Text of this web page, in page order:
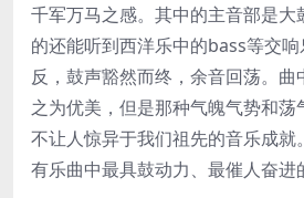
千军万马之感。其中的主音部是大
的还能听到西洋乐中的bass等交
反，鼓声豁然而终，余音回荡。
之为优美，但是那种气魄气势和
不让人惊异于我们祖先的音乐成就
有乐曲中最具鼓动力、最催人奋进